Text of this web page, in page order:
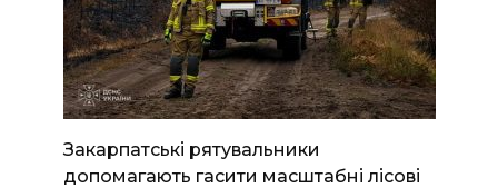
Закарпатські рятувальники
допомагають гасити масштабні лісові